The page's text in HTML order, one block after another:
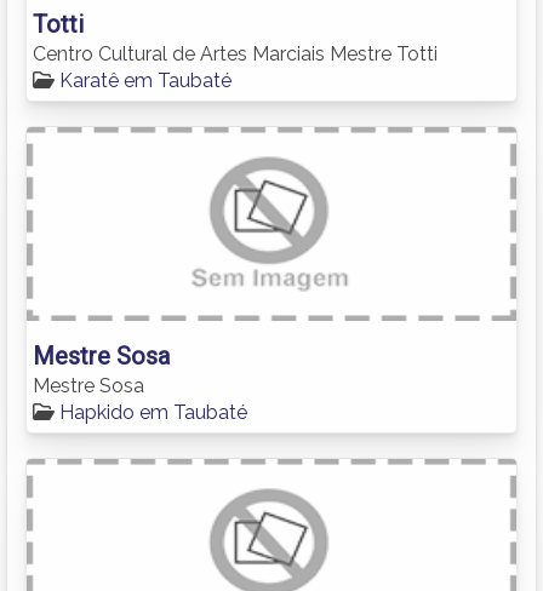
Totti
Centro Cultural de Artes Marciais Mestre Totti
Karatê em Taubaté
Mestre Sosa
Mestre Sosa
Hapkido em Taubaté